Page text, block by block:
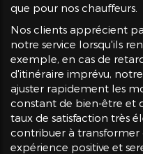
que pour nos chauffeurs.
Nos clients apprécient
notre service lorsqu'ils
exemple, en cas de
d'itinéraire imprévu,
ajuster rapidement les
constant de bien-être et
taux de satisfaction très
contribuer à transformer
expérience positive et